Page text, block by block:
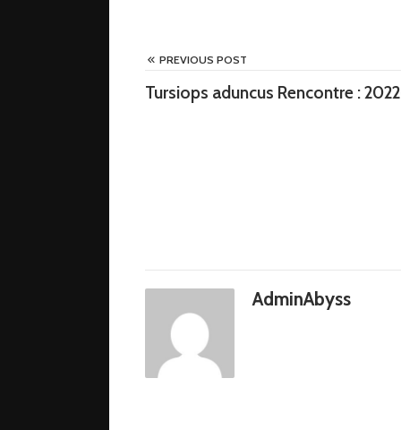
PREVIOUS POST
Tursiops aduncus Rencontre :
AdminAbyss